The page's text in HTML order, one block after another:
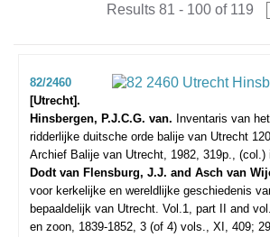
Results 81 - 100 of 119
82/2460
[Utrecht].
Hinsbergen, P.J.C.G. van. Inventaris van
ridderlijke duitsche orde balije van Utrecht
Archief Balije van Utrecht, 1982, 319p.,
Dodt van Flensburg, J.J. and Asch van
voor kerkelijke en wereldlijke geschiedenis
bepaaldelijk van Utrecht. Vol.1, part II and
en zoon, 1839-1852, 3 (of 4) vols., XI, 409;